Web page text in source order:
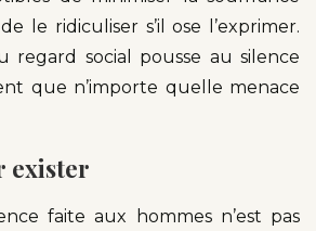
le ridiculiser s’il ose l’exprimer.
regard social pousse au silence
que n’importe quelle menace
exister
faite aux hommes n’est pas